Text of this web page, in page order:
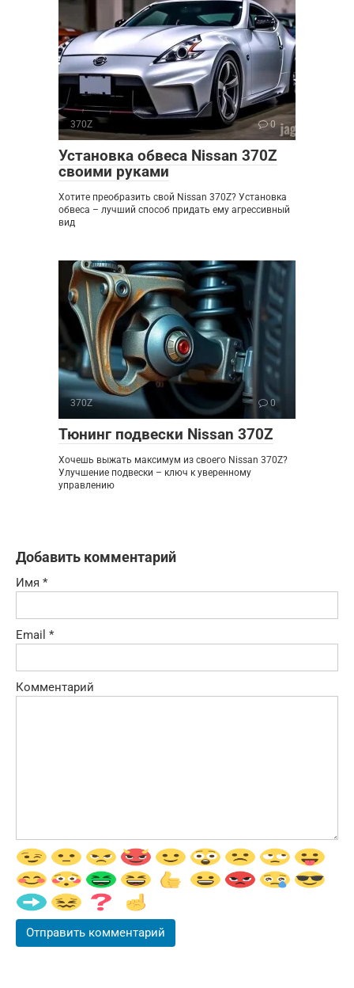
370Z 0
Установка обвеса Nissan 370Z
своими руками
Хотите преобразить свой Nissan 370Z? Установка
обвеса – лучший способ придать ему агрессивный
вид
370Z 0
Тюнинг подвески Nissan 370Z
Хочешь выжать максимум из своего Nissan 370Z?
Улучшение подвески – ключ к уверенному
управлению
Добавить комментарий
Имя *
Email *
Комментарий